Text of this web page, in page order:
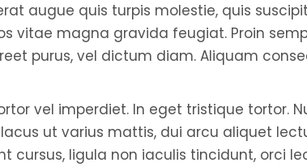
augue quis turpis molestie, quis
vitae magna gravida feugiat. Proin
purus, vel dictum diam. Aliquam
vel imperdiet. In eget tristique tortor.
ut varius mattis, dui arcu aliquet
cursus, ligula non iaculis tincidunt, orci